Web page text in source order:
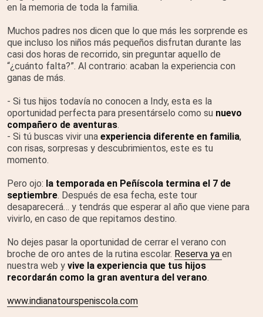
en la memoria de toda la familia.
Muchos padres nos dicen que lo que más les sorprende es
que incluso los niños más pequeños disfrutan durante las
casi dos horas de recorrido, sin preguntar aquello de
“¿cuánto falta?”. Al contrario: acaban la experiencia con
ganas de más.
- Si tus hijos todavía no conocen a Indy, esta es la
oportunidad perfecta para presentárselo como su nuevo
compañero de aventuras.
- Si tú buscas vivir una experiencia diferente en familia,
con risas, sorpresas y descubrimientos, este es tu
momento.
Pero ojo: la temporada en Peñíscola termina el 7 de
septiembre. Después de esa fecha, este tour
desaparecerá… y tendrás que esperar al año que viene para
vivirlo, en caso de que repitamos destino.
No dejes pasar la oportunidad de cerrar el verano con
broche de oro antes de la rutina escolar. Reserva ya en
nuestra web y vive la experiencia que tus hijos
recordarán como la gran aventura del verano.
www.indianatourspeniscola.com